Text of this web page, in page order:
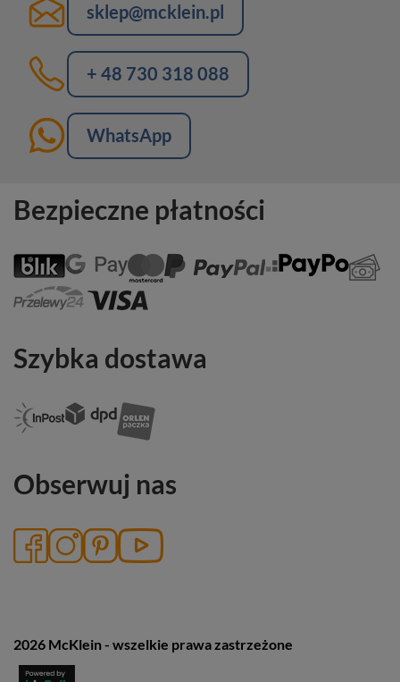
sklep@mcklein.pl
+ 48 730 318 088
WhatsApp
Bezpieczne płatności
Szybka dostawa
Obserwuj nas
2026 McKlein - wszelkie prawa zastrzeżone